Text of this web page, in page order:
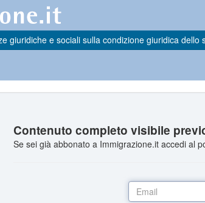
giuridiche e sociali sulla condizione giuridica dello
Contenuto completo visibile
Se sei già abbonato a Immigrazione.it accedi al